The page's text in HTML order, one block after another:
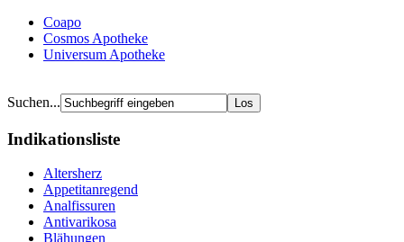
Coapo
Cosmos Apotheke
Universum Apotheke
Suchen...
Indikationsliste
Altersherz
Appetitanregend
Analfissuren
Antivarikosa
Blähungen